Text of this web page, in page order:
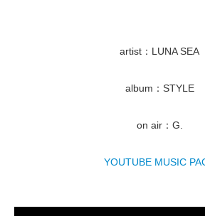
artist：LUNA SEA
album：STYLE
on air：G.
YOUTUBE MUSIC